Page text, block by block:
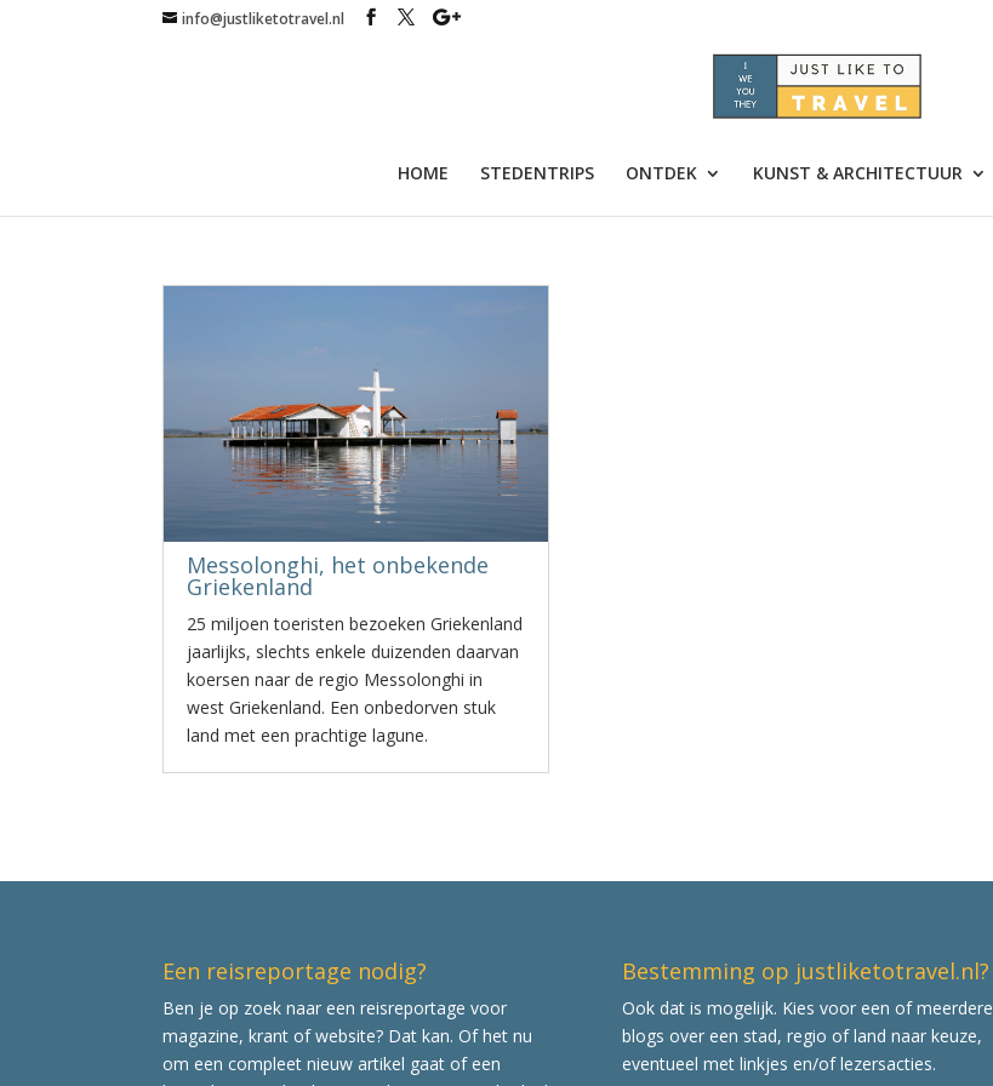
info@justliketotravel.nl
HOME STEDENTRIPS ONTDEK KUNST & ARCHITECTUUR
Messolonghi, het onbekende
Griekenland
25 miljoen toeristen bezoeken Griekenland
jaarlijks, slechts enkele duizenden daarvan
koersen naar de regio Messolonghi in
west Griekenland. Een onbedorven stuk
land met een prachtige lagune.
Een reisreportage nodig?
Ben je op zoek naar een reisreportage voor
magazine, krant of website? Dat kan. Of het nu
om een compleet nieuw artikel gaat of een
Bestemming op justliketotravel.nl?
Ook dat is mogelijk. Kies voor een of meerdere
blogs over een stad, regio of land naar keuze,
eventueel met linkjes en/of lezersacties.